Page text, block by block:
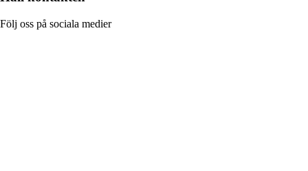
Följ oss på sociala medier